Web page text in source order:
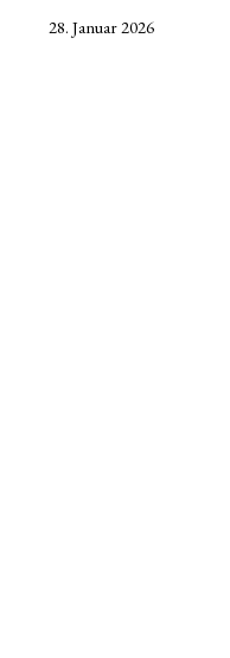
Veröffentlicht
28. Januar 2026